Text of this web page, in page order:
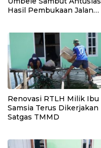
Hasil Pembukaan Jalan
Renovasi RTLH Milik Ibu
Samsia Terus Dikerjakan
Satgas TMMD